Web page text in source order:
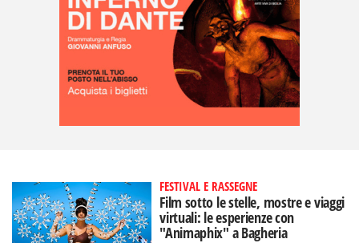
FESTIVAL E RASSEGNE
Film sotto le stelle, mostre e viaggi
virtuali: le esperienze con
"Animaphix" a Bagheria